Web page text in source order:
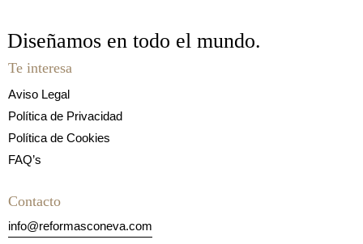
Diseñamos en todo el mundo.
Te interesa
Aviso Legal
Política de Privacidad
Política de Cookies
FAQ’s
Contacto
info@reformasconeva.com